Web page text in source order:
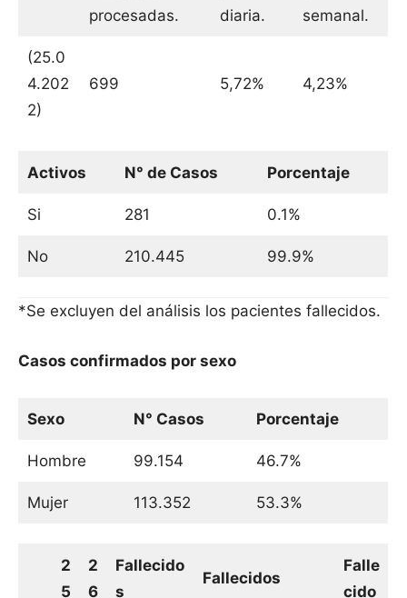
procesadas.
diaria.
semanal.
(25.0
4.202
2)
699 5,72% 4,23%
Activos N° de Casos Porcentaje
Si 281 0.1%
No 210.445 99.9%
*Se excluyen del análisis los pacientes fallecidos.
Casos confirmados por sexo
Sexo N° Casos Porcentaje
Hombre 99.154 46.7%
Mujer 113.352 53.3%
2
5
2
6
Fallecido
s
Fallecidos
Falle
cido